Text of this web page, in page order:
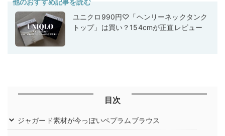
他のおすすめ記事を読む
ユニクロ990円♡「ヘンリーネックタンク
トップ」は買い？154cmが正直レビュー
目次
ジャガード素材が今っぽいペプラムブラウス